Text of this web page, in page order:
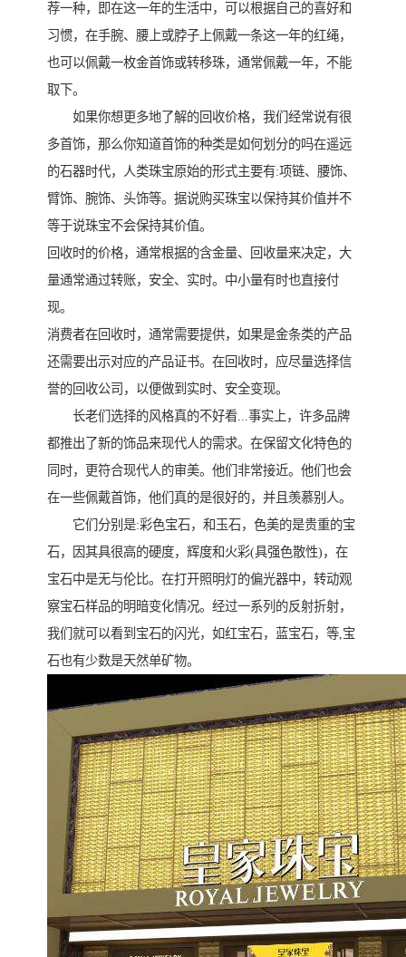
荐一种，即在这一年的生活中，可以根据自己的喜好和
习惯，在手腕、腰上或脖子上佩戴一条这一年的红绳，
也可以佩戴一枚金首饰或转移珠，通常佩戴一年，不能
取下。
如果你想更多地了解的回收价格，我们经常说有很
多首饰，那么你知道首饰的种类是如何划分的吗在遥远
的石器时代，人类珠宝原始的形式主要有:项链、腰饰、
臂饰、腕饰、头饰等。据说购买珠宝以保持其价值并不
等于说珠宝不会保持其价值。
回收时的价格，通常根据的含金量、回收量来决定，大
量通常通过转账，安全、实时。中小量有时也直接付
现。
消费者在回收时，通常需要提供，如果是金条类的产品
还需要出示对应的产品证书。在回收时，应尽量选择信
誉的回收公司，以便做到实时、安全变现。
长老们选择的风格真的不好看...事实上，许多品牌
都推出了新的饰品来现代人的需求。在保留文化特色的
同时，更符合现代人的审美。他们非常接近。他们也会
在一些佩戴首饰，他们真的是很好的，并且羡慕别人。
它们分别是:彩色宝石，和玉石，色美的是贵重的宝
石，因其具很高的硬度，辉度和火彩(具强色散性)，在
宝石中是无与伦比。在打开照明灯的偏光器中，转动观
察宝石样品的明暗变化情况。经过一系列的反射折射，
我们就可以看到宝石的闪光，如红宝石，蓝宝石，等,宝
石也有少数是天然单矿物。